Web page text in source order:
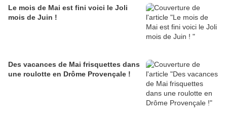
Le mois de Mai est fini voici le Joli
mois de Juin !
Des vacances de Mai frisquettes dans
une roulotte en Drôme Provençale !